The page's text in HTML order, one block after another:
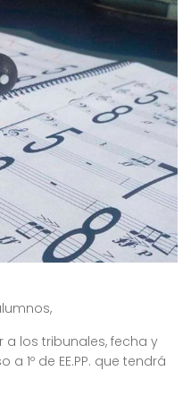
los tribunales, fecha y
1º de EE.PP. que tendrá